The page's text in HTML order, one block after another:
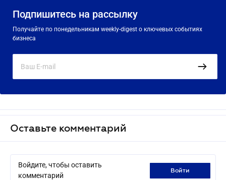
Подпишитесь на рассылку
Получайте по понедельникам weekly-digest о ключевых событиях
бизнеса
Оставьте комментарий
Войдите, чтобы оставить
комментарий
войти